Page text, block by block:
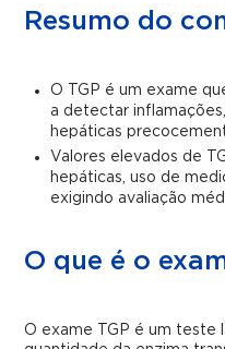
Resumo do
O TGP é um exame
a detectar
hepáticas
Valores elevados de
hepáticas, uso de
exigindo avaliação
O que é o
O exame TGP é um teste